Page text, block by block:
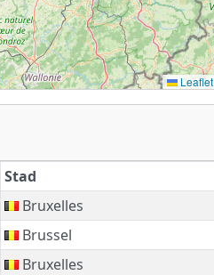
Leaflet
Stad
Bruxelles
Brussel
Bruxelles